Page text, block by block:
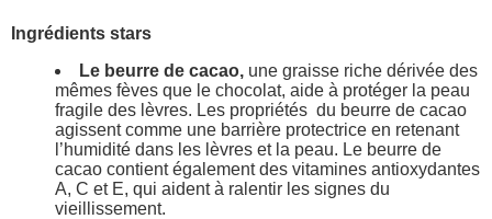
Ingrédients stars
Le beurre de cacao, une graisse riche dérivée des
mêmes fèves que le chocolat, aide à protéger la peau
fragile des lèvres. Les propriétés du beurre de cacao
agissent comme une barrière protectrice en retenant
l’humidité dans les lèvres et la peau. Le beurre de
cacao contient également des vitamines antioxydantes
A, C et E, qui aident à ralentir les signes du
vieillissement.